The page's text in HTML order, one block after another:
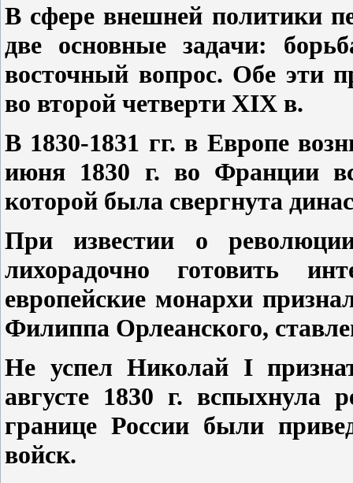
В сфере внешней политики
две основные задачи:
восточный вопрос. Обе эти
во второй четверти XIX в.
В 1830-1831 гг. в Европе
июня 1830 г. во Франции
которой была свергнута
При известии о
лихорадочно готовить
европейские монархи
Филиппа Орлеанского,
Не успел Николай I
августе 1830 г. вспыхнула
границе России были
войск.